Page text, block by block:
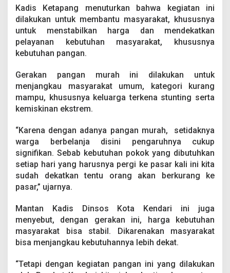
G
e
r
a
a
P
a
n
g
a
M
u
r
h
Kadis Ketapang menuturkan bahwa kegiatan ini
dilakukan untuk membantu masyarakat, khususnya
untuk menstabilkan harga dan mendekatkan
pelayanan kebutuhan masyarakat, khususnya
kebutuhan pangan.
Gerakan pangan murah ini dilakukan untuk
menjangkau masyarakat umum, kategori kurang
mampu, khususnya keluarga terkena stunting serta
kemiskinan ekstrem.
“Karena dengan adanya pangan murah, setidaknya
warga berbelanja disini pengaruhnya cukup
signifikan. Sebab kebutuhan pokok yang dibutuhkan
setiap hari yang harusnya pergi ke pasar kali ini kita
sudah dekatkan tentu orang akan berkurang ke
pasar,” ujarnya.
Mantan Kadis Dinsos Kota Kendari ini juga
menyebut, dengan gerakan ini, harga kebutuhan
masyarakat bisa stabil. Dikarenakan masyarakat
bisa menjangkau kebutuhannya lebih dekat.
“Tetapi dengan kegiatan pangan ini yang dilakukan